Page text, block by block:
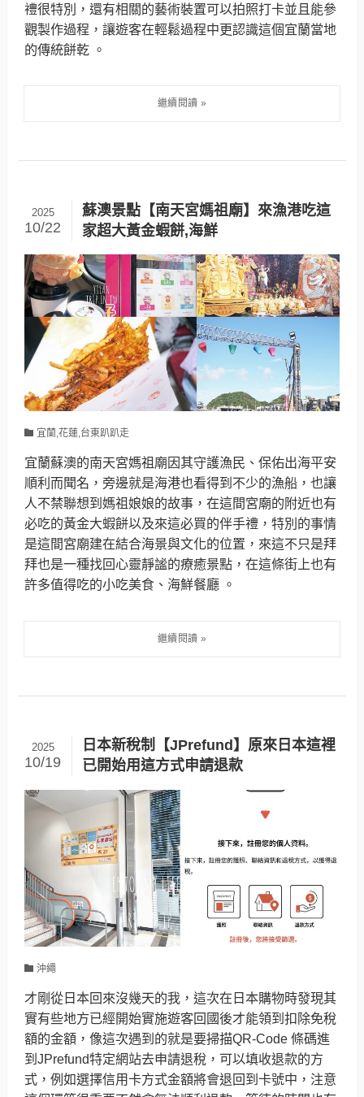
禮很特別，還有相關的藝術裝置可以拍照打卡並且能參
觀製作過程，讓遊客在輕鬆過程中更認識這個宜蘭當地
的傳統餅乾 。
蘇澳景點【南天宮媽祖廟】來漁港吃這
家超大黃金蝦餅,海鮮
2025
10/22
宜蘭,花蓮,台東趴趴走
宜蘭蘇澳的南天宮媽祖廟因其守護漁民、保佑出海平安
順利而聞名，旁邊就是海港也看得到不少的漁船，也讓
人不禁聯想到媽祖娘娘的故事，在這間宮廟的附近也有
必吃的黃金大蝦餅以及來這必買的伴手禮，特別的事情
是這間宮廟建在結合海景與文化的位置，來這不只是拜
拜也是一種找回心靈靜謐的療癒景點，在這條街上也有
許多值得吃的小吃美食、海鮮餐廳 。
日本新稅制【JPrefund】原來日本這裡
已開始用這方式申請退款
2025
10/19
沖繩
才剛從日本回來沒幾天的我，這次在日本購物時發現其
實有些地方已經開始實施遊客回國後才能領到扣除免稅
額的金額，像這次遇到的就是要掃描QR-Code 條碼進
到JPrefund特定網站去申請退稅，可以填收退款的方
式，例如選擇信用卡方式金額將會退回到卡號中，注意